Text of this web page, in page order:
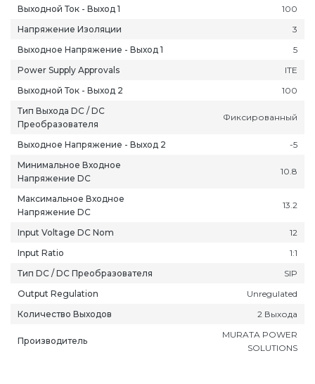
Выходной Ток - Выход 1
100
Напряжение Изоляции
3
Выходное Напряжение - Выход 1
5
Power Supply Approvals
ITE
Выходной Ток - Выход 2
100
Тип Выхода DC / DC
Преобразователя
Фиксированный
Выходное Напряжение - Выход 2
-5
Минимальное Входное
Напряжение DC
10.8
Максимальное Входное
Напряжение DC
13.2
Input Voltage DC Nom
12
Input Ratio
1:1
Тип DC / DC Преобразователя
SIP
Output Regulation
Unregulated
Количество Выходов
2 Выхода
Производитель
MURATA POWER
SOLUTIONS